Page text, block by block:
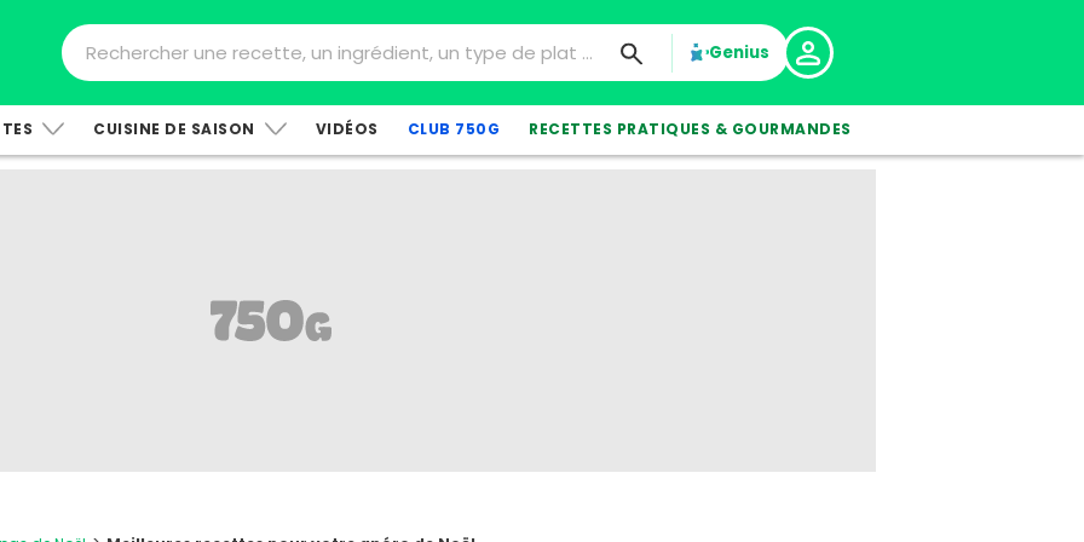
Genius
CUISINE DE SAISON VIDÉOS CLUB 750G RECETTES PRATIQUES & GOURMANDES